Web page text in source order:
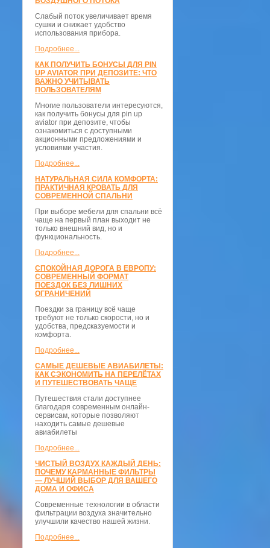
Слабый поток увеличивает время
сушки и снижает удобство
использования прибора.
Подробнее...
КАК ПОЛУЧИТЬ БОНУСЫ ДЛЯ PIN
UP AVIATOR ПРИ ДЕПОЗИТЕ: ЧТО
ВАЖНО УЧИТЫВАТЬ
ПОЛЬЗОВАТЕЛЯМ
Многие пользователи интересуются,
как получить бонусы для pin up
aviator при депозите, чтобы
ознакомиться с доступными
акционными предложениями и
условиями участия.
Подробнее...
НАТУРАЛЬНАЯ СИЛА КОМФОРТА:
ПРАКТИЧНАЯ КРОВАТЬ ДЛЯ
СОВРЕМЕННОЙ СПАЛЬНИ
При выборе мебели для спальни всё
чаще на первый план выходит не
только внешний вид, но и
функциональность.
Подробнее...
СПОКОЙНАЯ ДОРОГА В ЕВРОПУ:
СОВРЕМЕННЫЙ ФОРМАТ
ПОЕЗДОК БЕЗ ЛИШНИХ
ОГРАНИЧЕНИЙ
Поездки за границу всё чаще
требуют не только скорости, но и
удобства, предсказуемости и
комфорта.
Подробнее...
САМЫЕ ДЕШЕВЫЕ АВИАБИЛЕТЫ:
КАК СЭКОНОМИТЬ НА ПЕРЕЛЁТАХ
И ПУТЕШЕСТВОВАТЬ ЧАЩЕ
Путешествия стали доступнее
благодаря современным онлайн-
сервисам, которые позволяют
находить самые дешевые
авиабилеты
Подробнее...
ЧИСТЫЙ ВОЗДУХ КАЖДЫЙ ДЕНЬ:
ПОЧЕМУ КАРМАННЫЕ ФИЛЬТРЫ
— ЛУЧШИЙ ВЫБОР ДЛЯ ВАШЕГО
ДОМА И ОФИСА
Современные технологии в области
фильтрации воздуха значительно
улучшили качество нашей жизни.
Подробнее...